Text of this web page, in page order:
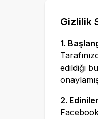
Gizlilik
1.
edildiği
2.